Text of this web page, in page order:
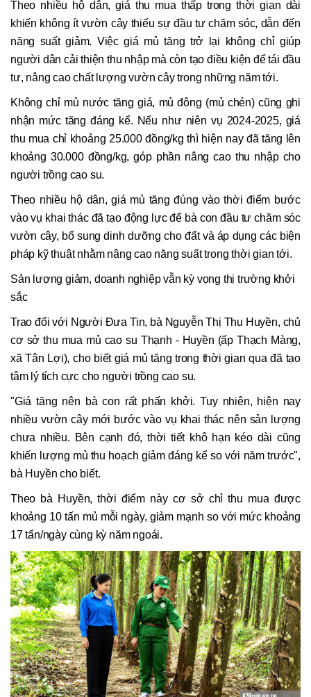
Theo nhiều hộ dân, giá thu mua thấp trong thời gian dài
khiến không ít vườn cây thiếu sự đầu tư chăm sóc, dẫn đến
năng suất giảm. Việc giá mủ tăng trở lại không chỉ giúp
người dân cải thiện thu nhập mà còn tạo điều kiện để tái đầu
tư, nâng cao chất lượng vườn cây trong những năm tới.
Không chỉ mủ nước tăng giá, mủ đông (mủ chén) cũng ghi
nhận mức tăng đáng kể. Nếu như niên vụ 2024-2025, giá
thu mua chỉ khoảng 25.000 đồng/kg thì hiện nay đã tăng lên
khoảng 30.000 đồng/kg, góp phần nâng cao thu nhập cho
người trồng cao su.
Theo nhiều hộ dân, giá mủ tăng đúng vào thời điểm bước
vào vụ khai thác đã tạo động lực để bà con đầu tư chăm sóc
vườn cây, bổ sung dinh dưỡng cho đất và áp dụng các biện
pháp kỹ thuật nhằm nâng cao năng suất trong thời gian tới.
Sản lượng giảm, doanh nghiệp vẫn kỳ vọng thị trường khởi
sắc
Trao đổi với Người Đưa Tin, bà Nguyễn Thị Thu Huyền, chủ
cơ sở thu mua mủ cao su Thạnh - Huyền (ấp Thạch Màng,
xã Tân Lợi), cho biết giá mủ tăng trong thời gian qua đã tạo
tâm lý tích cực cho người trồng cao su.
"Giá tăng nên bà con rất phấn khởi. Tuy nhiên, hiện nay
nhiều vườn cây mới bước vào vụ khai thác nên sản lượng
chưa nhiều. Bên cạnh đó, thời tiết khô hạn kéo dài cũng
khiến lượng mủ thu hoạch giảm đáng kể so với năm trước",
bà Huyền cho biết.
Theo bà Huyền, thời điểm này cơ sở chỉ thu mua được
khoảng 10 tấn mủ mỗi ngày, giảm mạnh so với mức khoảng
17 tấn/ngày cùng kỳ năm ngoái.